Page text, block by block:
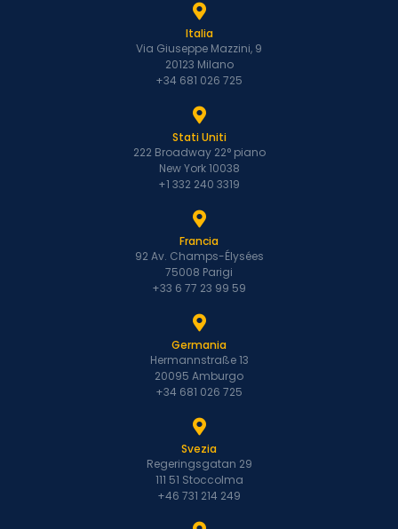
Italia
Via Giuseppe Mazzini, 9
20123 Milano
+34 681 026 725
Stati Uniti
222 Broadway 22° piano
New York 10038
+1 332 240 3319
Francia
92 Av. Champs-Élysées
75008 Parigi
+33 6 77 23 99 59
Germania
Hermannstraße 13
20095 Amburgo
+34 681 026 725
Svezia
Regeringsgatan 29
111 51 Stoccolma
+46 731 214 249